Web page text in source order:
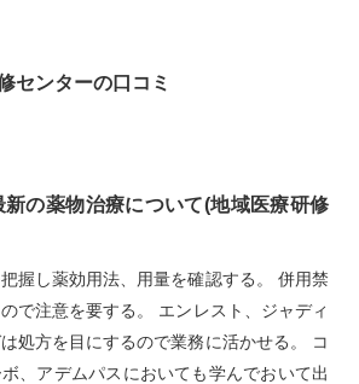
センターの口コミ
の薬物治療について(地域医療研修
握し薬効用法、用量を確認する。 併用禁
で注意を要する。 エンレスト、ジャディ
処方を目にするので業務に活かせる。 コ
、アデムパスにおいても学んでおいて出